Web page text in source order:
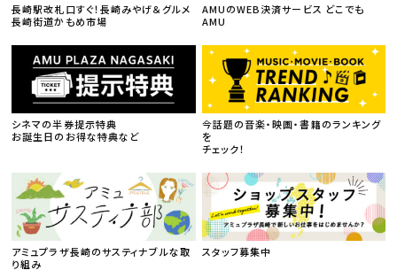
長崎駅改札口すぐ！長崎みやげ＆グルメ
長崎街道かもめ市場
AMUのWEB決済サービス どこでも
AMU
シネマの半券提示特典
お誕生日のお得な特典など
今話題の音楽・映画・書籍のランキング
を
チェック！
アミュプラザ長崎のサスティナブルな取
り組み
スタッフ募集中